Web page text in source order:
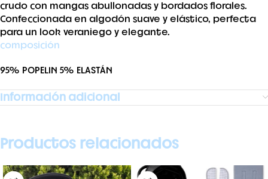
crudo con mangas abullonadas y bordados florales.
Confeccionada en algodón suave y elástico, perfecta
para un look veraniego y elegante.
composición
95% POPELIN 5% ELASTÁN
Información adicional
Productos relacionados